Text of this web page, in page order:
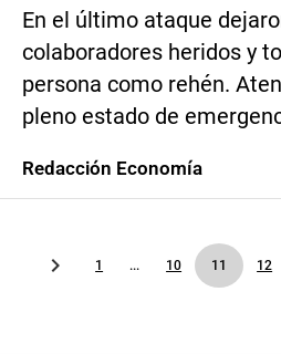
En el último ataque
colaboradores heridos y
persona como rehén.
pleno estado de
Redacción Economía
1 ... 10 11 12